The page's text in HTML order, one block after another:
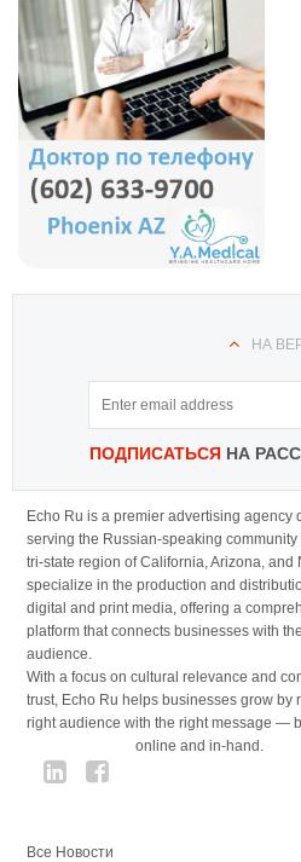
НА
ПОДПИСАТЬСЯНА
Echo Ru is a premier advertising agency
serving the Russian-speaking community
tri-state region of California, Arizona, and
specialize in the production and
digital and print media, offering a
platform that connects businesses with
audience.
With a focus on cultural relevance and
trust, Echo Ru helps businesses grow by
right audience with the right message —
online and in-hand.
Все Новости